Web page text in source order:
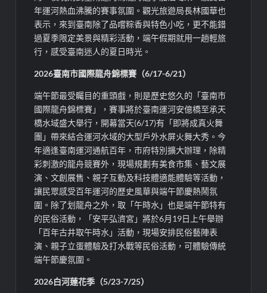
年運河熱血沸騰的賽事氛圍。觀光旅遊局長林國華也
表示，來到臺南除了品嚐粽香與特色小吃，更不能錯
過夏季限定美景與精彩活動，端午假期就用一趟輕旅
行，感受臺南迷人的夏日時光。
2026臺南市國際龍舟錦標賽（6/17-6/21）
端午節最受矚目的重頭戲，則是歷史悠久的「臺南市
國際龍舟錦標賽」，賽事將於臺南運河安億橋至承天
橋水域盛大舉行，開幕當天(6/17)有「即將成真火舞
團」帶來結合運河水域的大型戶外水屏火舞大秀。今
年適逢臺南運河通航百年，市府特別擴大辦理，除精
彩刺激的龍舟競賽外，現場規劃有美食市集、藝文展
演、文創展售、親子互動及科技體適能體驗等活動，
讓民眾感受百年運河的歷史風華與端午節慶熱鬧氛
圍。除了划龍舟之外，取「午時水」也是端午節特有
的民俗活動，「安平弘濟宮」將於6月19日上午舉辦
「百年古井取午時水」活動，現場安排民俗藝陣表
演、親子立蛋體驗及打水戰等民俗活動，可體驗傳統
端午節慶氛圍。
2026白河蓮花季（5/23-7/25）